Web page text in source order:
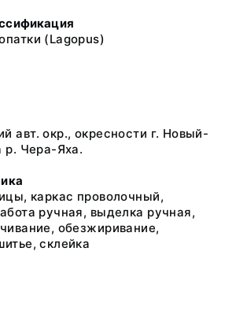
(Lagopus)
авт. окр., окресности г. Новый-
р. Чера-Яха.
каркас проволочный,
ручная, выделка ручная,
обезжиривание,
склейка